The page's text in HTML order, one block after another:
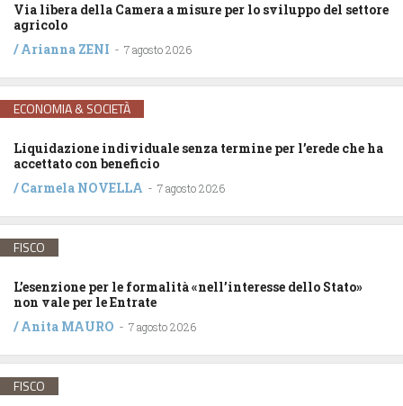
Via libera della Camera a misure per lo sviluppo del settore
agricolo
/Arianna ZENI - 7 agosto 2026
ECONOMIA & SOCIETÀ
Liquidazione individuale senza termine per l’erede che ha
accettato con beneficio
/Carmela NOVELLA - 7 agosto 2026
FISCO
L’esenzione per le formalità «nell’interesse dello Stato»
non vale per le Entrate
/Anita MAURO - 7 agosto 2026
FISCO